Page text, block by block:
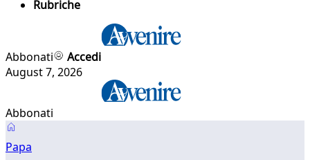
Rubriche
Abbonati
Accedi
August 7, 2026
Abbonati
Papa